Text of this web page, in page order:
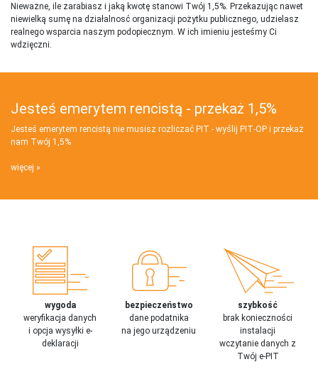
Nieważne, ile zarabiasz i jaką kwotę stanowi Twój 1,5%. Przekazując nawet
niewielką sumę na działalnosć organizacji pożytku publicznego, udzielasz
realnego wsparcia naszym podopiecznym. W ich imieniu jesteśmy Ci
wdzięczni.
Jesteś emerytem rencistą - przekaż 1,5%
Jesteś emerytem rencistą nie musisz rozliczać PIT - wyślij PIT‑OP i przekaż
nam Twój 1,5%
więcej
wygoda
weryfikacja danych
i opcja wysyłki e-
deklaracji
bezpieczeństwo
dane podatnika
na jego urządzeniu
szybkość
brak konieczności
instalacji
wczytanie danych z
Twój e-PIT